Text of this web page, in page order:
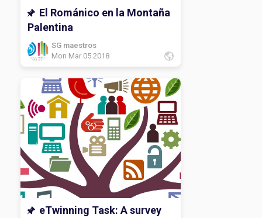
lengua y vídeo.Infografía de
CCSS.Mapa de
matemáticas.Infografía de
inglés.Infografía de CCNN.Lema de
francés.DIARIO DE APRENDIZAJE:
proyecto?¿Qué te gustaría volver a
ver?¿Cómo has aprendido a lo largo
del proyecto?¿Qué te gustaría
conocer más sobre el
tema? Gracias por leerme.Hasta
luego.
El Románico en la Montaña
Palentina
SG maestros
Mon Mar 05 2018
eTwinning Task: A survey